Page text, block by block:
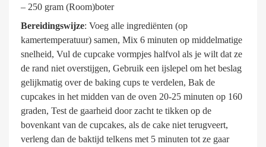
– 250 gram (Room)boter
Bereidingswijze: Voeg alle ingrediënten (op
kamertemperatuur) samen, Mix 6 minuten op middelmatige
snelheid, Vul de cupcake vormpjes halfvol als je wilt dat ze
de rand niet overstijgen, Gebruik een ijslepel om het beslag
gelijkmatig over de baking cups te verdelen, Bak de
cupcakes in het midden van de oven 20-25 minuten op 160
graden, Test de gaarheid door zacht te tikken op de
bovenkant van de cupcakes, als de cake niet terugveert,
verleng dan de baktijd telkens met 5 minuten tot ze gaar